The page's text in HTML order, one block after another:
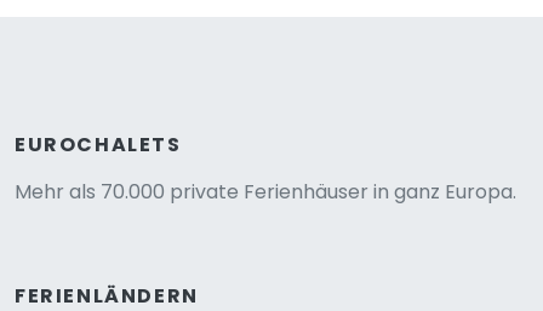
EUROCHALETS
Mehr als 70.000 private Ferienhäuser in ganz Europa.
FERIENLÄNDERN